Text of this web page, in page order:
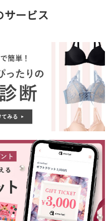
サービス